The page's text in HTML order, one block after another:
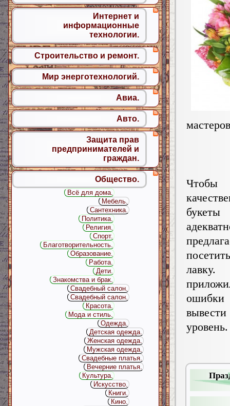
Чтобы
ошибки
уровень.
Интернет и
информационные
технологии.
Строительство и ремонт.
Мир энерготехнологий.
Авиа.
Авто.
Защита прав
предпринимателей и
граждан.
Общество.
Всё для дома.
Мебель.
Сантехника.
Политика.
Религия.
Спорт.
Благотворительность.
Образование.
Работа.
Дети.
Знакомства и брак.
Свадебный салон.
Свадебный салон.
Красота.
Мода и стиль.
Одежда.
Детская одежда.
Женская одежда.
Мужская одежда.
Свадебные платья.
Вечерние платья.
Культура.
Искусство.
Книги.
Кино.